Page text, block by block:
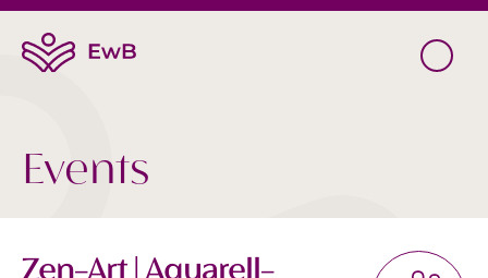
Events